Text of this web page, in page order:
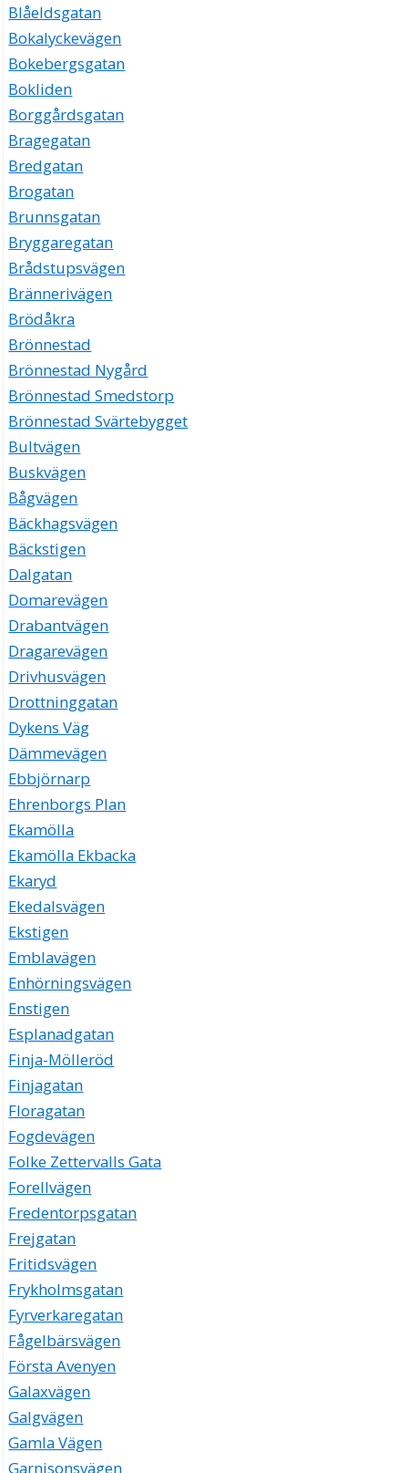
Blåeldsgatan
Bokalyckevägen
Bokebergsgatan
Bokliden
Borggårdsgatan
Bragegatan
Bredgatan
Brogatan
Brunnsgatan
Bryggaregatan
Brådstupsvägen
Brännerivägen
Brödåkra
Brönnestad
Brönnestad Nygård
Brönnestad Smedstorp
Brönnestad Svärtebygget
Bultvägen
Buskvägen
Bågvägen
Bäckhagsvägen
Bäckstigen
Dalgatan
Domarevägen
Drabantvägen
Dragarevägen
Drivhusvägen
Drottninggatan
Dykens Väg
Dämmevägen
Ebbjörnarp
Ehrenborgs Plan
Ekamölla
Ekamölla Ekbacka
Ekaryd
Ekedalsvägen
Ekstigen
Emblavägen
Enhörningsvägen
Enstigen
Esplanadgatan
Finja-Mölleröd
Finjagatan
Floragatan
Fogdevägen
Folke Zettervalls Gata
Forellvägen
Fredentorpsgatan
Frejgatan
Fritidsvägen
Frykholmsgatan
Fyrverkaregatan
Fågelbärsvägen
Första Avenyen
Galaxvägen
Galgvägen
Gamla Vägen
Garnisonsvägen